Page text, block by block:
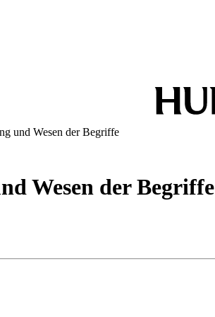
und Wesen der Begriffe
Wesen der Begriffe